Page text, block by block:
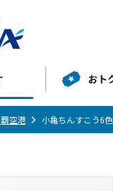
おト
空港 小亀ちんすこう6